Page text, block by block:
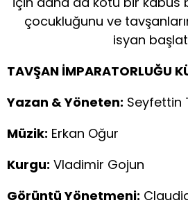
çocukluğunu ve
isyan
TAVŞAN İMPARATORLUĞU
Yazan & Yöneten: Seyfettin
Müzik: Erkan Oğur
Kurgu: Vladimir Gojun
Görüntü Yönetmeni: